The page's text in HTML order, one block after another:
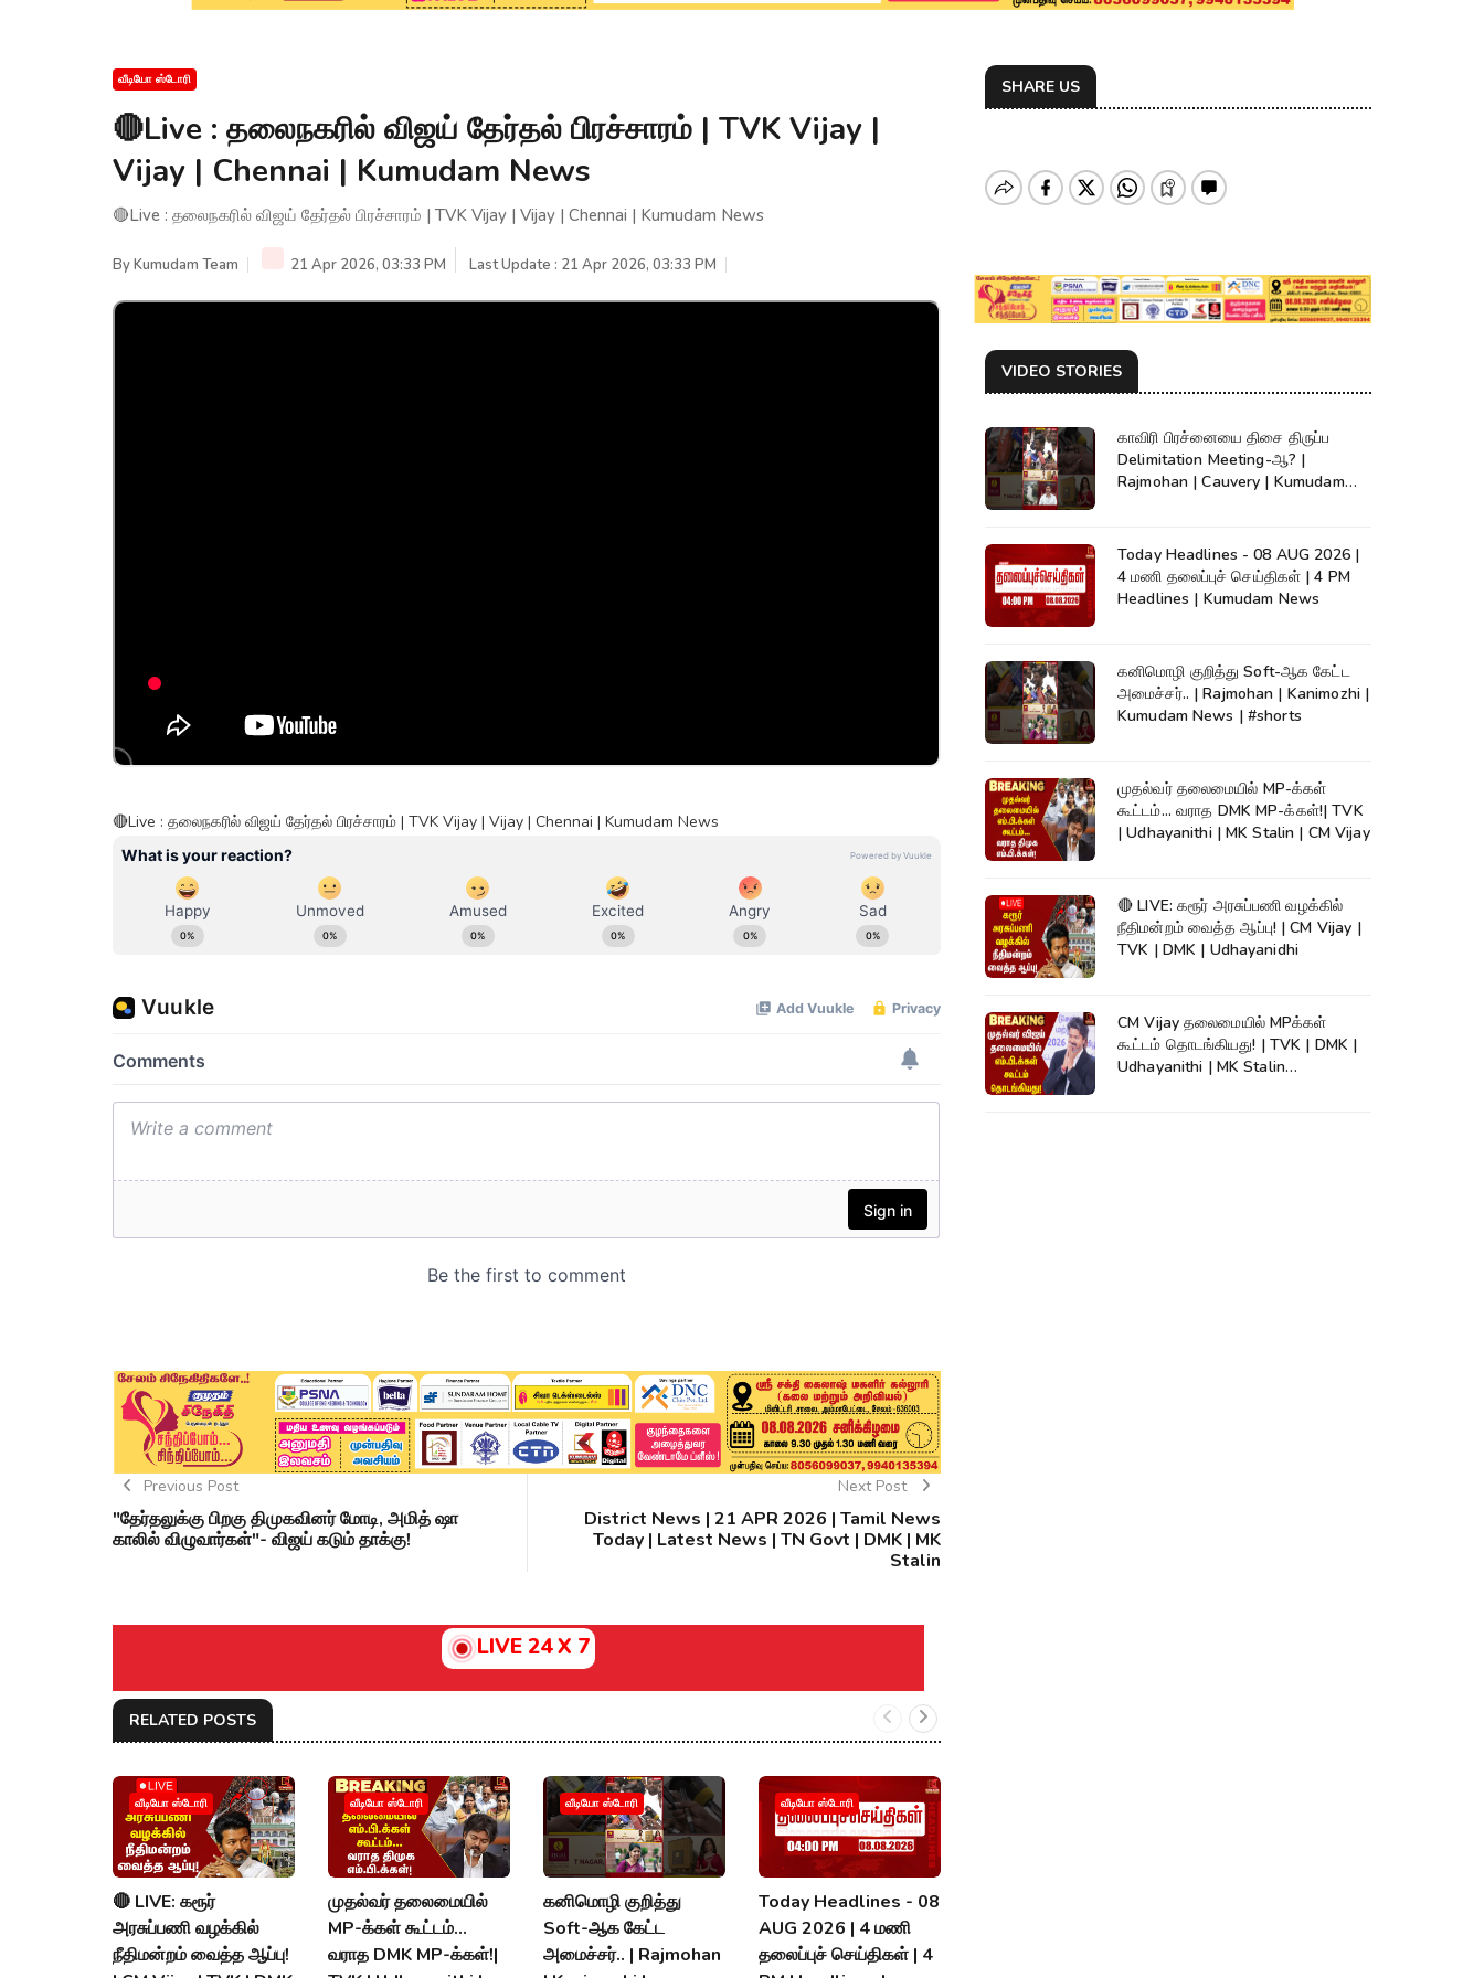
வீடியோ ஸ்டோரி
🔴Live : தலைநகரில் விஜய் தேர்தல் பிரச்சாரம் | TVK Vijay |
Vijay | Chennai | Kumudam News
🔴Live : தலைநகரில் விஜய் தேர்தல் பிரச்சாரம் | TVK Vijay | Vijay | Chennai | Kumudam News
ByKumudam Team 21 Apr 2026, 03:33 PM Last Update : 21 Apr 2026, 03:33 PM
🔴Live : தலைநகரில் விஜய் தேர்தல் பிரச்சாரம் | TVK Vijay | Vijay | Chennai | Kumudam News
Previous Post
"தேர்தலுக்கு பிறகு திமுகவினர் மோடி, அமித் ஷா
காலில் விழுவார்கள்"- விஜய் கடும் தாக்கு!
Next Post
District News | 21 APR 2026 | Tamil News
Today | Latest News | TN Govt | DMK | MK
Stalin
LIVE 24 X 7
RELATED POSTS
வீடியோ ஸ்டோரி
🔴 LIVE: கரூர்
அரசுப்பணி வழக்கில்
நீதிமன்றம் வைத்த ஆப்பு!
வீடியோ ஸ்டோரி
முதல்வர் தலைமையில்
MP-க்கள் கூட்டம்...
வராத DMK MP-க்கள்!|
வீடியோ ஸ்டோரி
கனிமொழி குறித்து
Soft-ஆக கேட்ட
அமைச்சர்.. | Rajmohan
வீடியோ ஸ்டோரி
Today Headlines - 08
AUG 2026 | 4 மணி
தலைப்புச் செய்திகள் | 4
SHARE US
VIDEO STORIES
காவிரி பிரச்னையை திசை திருப்ப
Delimitation Meeting-ஆ? |
Rajmohan | Cauvery | Kumudam
Today Headlines - 08 AUG 2026 |
4 மணி தலைப்புச் செய்திகள் | 4 PM
Headlines | Kumudam News
கனிமொழி குறித்து Soft-ஆக கேட்ட
அமைச்சர்.. | Rajmohan | Kanimozhi |
Kumudam News | #shorts
முதல்வர் தலைமையில் MP-க்கள்
கூட்டம்... வராத DMK MP-க்கள்!| TVK
| Udhayanithi | MK Stalin | CM Vijay
🔴 LIVE: கரூர் அரசுப்பணி வழக்கில்
நீதிமன்றம் வைத்த ஆப்பு! | CM Vijay |
TVK | DMK | Udhayanidhi
CM Vijay தலைமையில் MPக்கள்
கூட்டம் தொடங்கியது! | TVK | DMK |
Udhayanithi | MK Stalin